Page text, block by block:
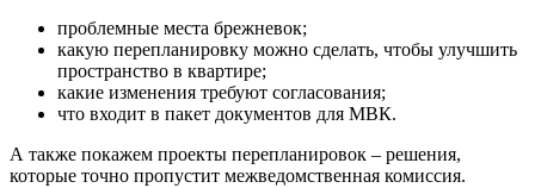
проблемные места брежневок;
какую перепланировку можно сделать, чтобы улучшить
пространство в квартире;
какие изменения требуют согласования;
что входит в пакет документов для МВК.
А также покажем проекты перепланировок – решения,
которые точно пропустит межведомственная комиссия.